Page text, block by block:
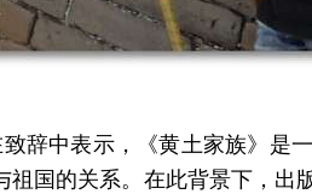
辞中表示，《黄土家族》是
国的关系。在此背景下，